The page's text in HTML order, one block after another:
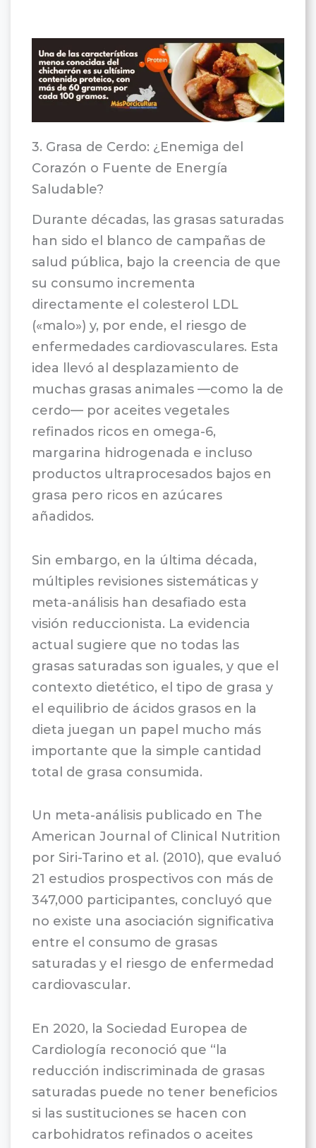
3. Grasa de Cerdo: ¿Enemiga del
Corazón o Fuente de Energía
Saludable?
Durante décadas, las grasas saturadas
han sido el blanco de campañas de
salud pública, bajo la creencia de que
su consumo incrementa
directamente el colesterol LDL
(«malo») y, por ende, el riesgo de
enfermedades cardiovasculares. Esta
idea llevó al desplazamiento de
muchas grasas animales —como la de
cerdo— por aceites vegetales
refinados ricos en omega-6,
margarina hidrogenada e incluso
productos ultraprocesados bajos en
grasa pero ricos en azúcares
añadidos.
Sin embargo, en la última década,
múltiples revisiones sistemáticas y
meta-análisis han desafiado esta
visión reduccionista. La evidencia
actual sugiere que no todas las
grasas saturadas son iguales, y que el
contexto dietético, el tipo de grasa y
el equilibrio de ácidos grasos en la
dieta juegan un papel mucho más
importante que la simple cantidad
total de grasa consumida.
Un meta-análisis publicado en The
American Journal of Clinical Nutrition
por Siri-Tarino et al. (2010), que evaluó
21 estudios prospectivos con más de
347,000 participantes, concluyó que
no existe una asociación significativa
entre el consumo de grasas
saturadas y el riesgo de enfermedad
cardiovascular.
En 2020, la Sociedad Europea de
Cardiología reconoció que “la
reducción indiscriminada de grasas
saturadas puede no tener beneficios
si las sustituciones se hacen con
carbohidratos refinados o aceites